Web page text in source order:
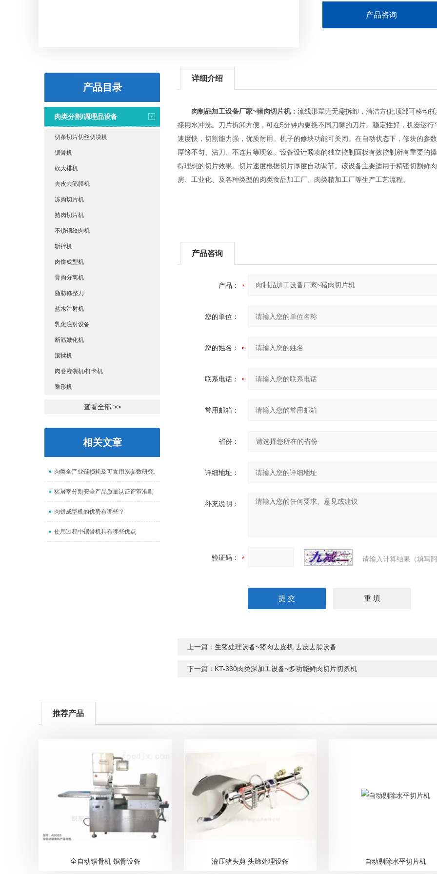
产品咨询
产品目录
肉类分割/调理品设备
切条切片切丝切块机
锯骨机
砍大排机
去皮去筋膜机
冻肉切片机
熟肉切片机
不锈钢绞肉机
斩拌机
肉饼成型机
骨肉分离机
脂肪修整刀
盐水注射机
乳化注射设备
断筋嫩化机
滚揉机
肉卷灌装机/打卡机
整形机
查看全部 >>
相关文章
肉类全产业链损耗及可食用系参数研究.
猪屠宰分割安全产品质量认证评审准则
肉饼成型机的优势有哪些？
使用过程中锯骨机具有哪些优点
详细介绍
肉制品加工设备厂家~猪肉切片机： 流线形罩壳无需拆卸，清洁方便;顶部可移动
接用水冲洗。刀片拆卸方便，可在5分钟内更换不同刀隙的刀片。稳定性好，机器运
速度快，切割能力强，优质耐用。机子的修块功能可关闭。在自动状态下，修块的参
厚簿不匀、沾刀、不连片等现象。设备设计紧凑的独立控制面板有效控制所有重要的
得理想的切片效果。切片速度根据切片厚度自动调节。该设备主要适用于精密切割鲜
房、工业化、及各种类型的肉类食品加工厂、肉类精加工厂等生产工艺流程。
产品咨询
产品：
您的单位：
您的姓名：
联系电话：
常用邮箱：
省份：
详细地址：
补充说明：
验证码： 请输入计算结果（填写
上一篇： 生猪处理设备~猪肉去皮机 去皮去膘设备
下一篇： KT-330肉类深加工设备~多功能鲜肉切片切条机
推荐产品
全自动锯骨机 锯骨设备 液压猪头剪 头蹄处理设备 自动剔除水平切片机